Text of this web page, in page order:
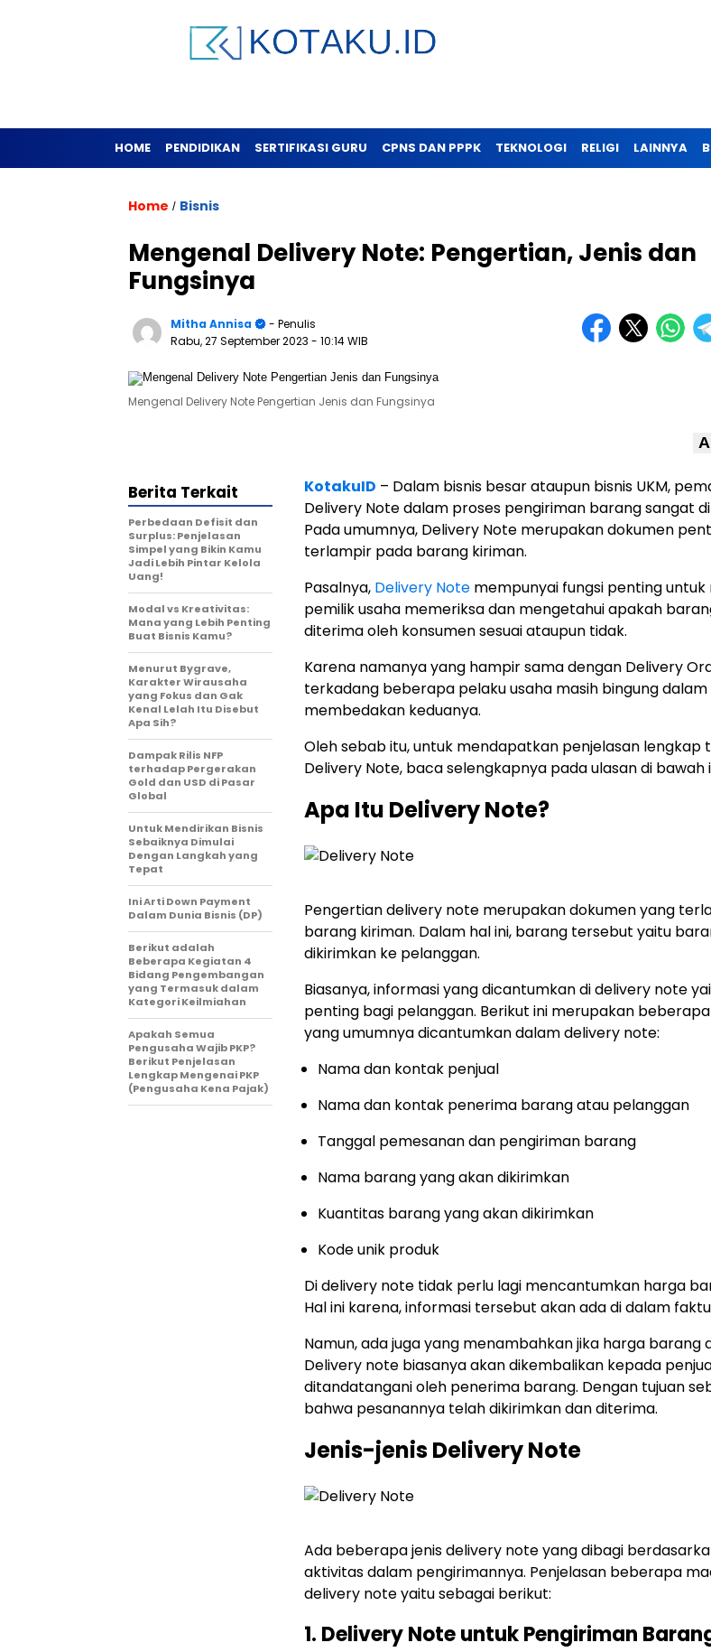
HOME PENDIDIKAN SERTIFIKASI GURU CPNS DAN PPPK TEKNOLOGI RELIGI LAINNYA
Home / Bisnis
Mengenal Delivery Note: Pengertian, Jenis dan
Fungsinya
Mitha Annisa
- Penulis
Rabu, 27 September 2023 - 10:14 WIB
Mengenal Delivery Note Pengertian Jenis dan Fungsinya
A
KotakuID – Dalam bisnis besar ataupun bisnis UKM,
Delivery Note dalam proses pengiriman barang sangat
Pada umumnya, Delivery Note merupakan dokumen
terlampir pada barang kiriman.
Pasalnya, Delivery Note mempunyai fungsi penting
pemilik usaha memeriksa dan mengetahui apakah
diterima oleh konsumen sesuai ataupun tidak.
Karena namanya yang hampir sama dengan Delivery
terkadang beberapa pelaku usaha masih bingung dalam
membedakan keduanya.
Oleh sebab itu, untuk mendapatkan penjelasan lengkap
Delivery Note, baca selengkapnya pada ulasan di bawah
Apa Itu Delivery Note?
Pengertian delivery note merupakan dokumen yang
barang kiriman. Dalam hal ini, barang tersebut yaitu
dikirimkan ke pelanggan.
Biasanya, informasi yang dicantumkan di delivery note
penting bagi pelanggan. Berikut ini merupakan
yang umumnya dicantumkan dalam delivery note:
Nama dan kontak penjual
Nama dan kontak penerima barang atau pelanggan
Tanggal pemesanan dan pengiriman barang
Nama barang yang akan dikirimkan
Kuantitas barang yang akan dikirimkan
Kode unik produk
Di delivery note tidak perlu lagi mencantumkan harga
Hal ini karena, informasi tersebut akan ada di dalam
Namun, ada juga yang menambahkan jika harga barang
Delivery note biasanya akan dikembalikan kepada
ditandatangani oleh penerima barang. Dengan tujuan
bahwa pesanannya telah dikirimkan dan diterima.
Jenis-jenis Delivery Note
Ada beberapa jenis delivery note yang dibagi
aktivitas dalam pengirimannya. Penjelasan beberapa
delivery note yaitu sebagai berikut:
1. Delivery Note untuk Pengiriman
Berita Terkait
Perbedaan Defisit dan
Surplus: Penjelasan
Simpel yang Bikin Kamu
Jadi Lebih Pintar Kelola
Uang!
Modal vs Kreativitas:
Mana yang Lebih Penting
Buat Bisnis Kamu?
Menurut Bygrave,
Karakter Wirausaha
yang Fokus dan Gak
Kenal Lelah Itu Disebut
Apa Sih?
Dampak Rilis NFP
terhadap Pergerakan
Gold dan USD di Pasar
Global
Untuk Mendirikan Bisnis
Sebaiknya Dimulai
Dengan Langkah yang
Tepat
Ini Arti Down Payment
Dalam Dunia Bisnis (DP)
Berikut adalah
Beberapa Kegiatan 4
Bidang Pengembangan
yang Termasuk dalam
Kategori Keilmiahan
Apakah Semua
Pengusaha Wajib PKP?
Berikut Penjelasan
Lengkap Mengenai PKP
(Pengusaha Kena Pajak)